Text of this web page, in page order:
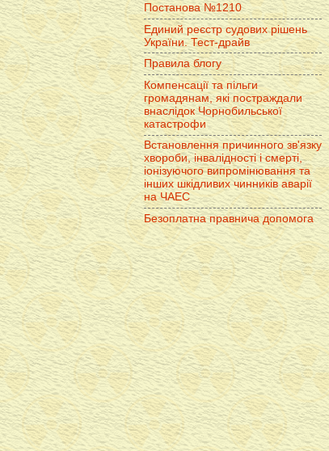
Постанова №1210
Единий реєстр судових рішень
України. Тест-драйв
Правила блогу
Компенсації та пільги
громадянам, які постраждали
внаслідок Чорнобильської
катастрофи
Встановлення причинного зв'язку
хвороби, інвалідності і смерті,
іонізуючого випромінювання та
інших шкідливих чинників аварії
на ЧАЕС
Безоплатна правнича допомога